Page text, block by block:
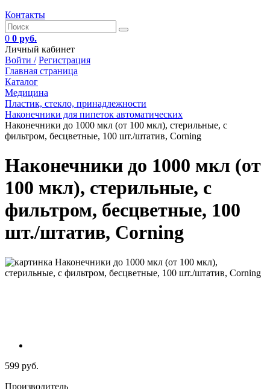
Контакты
0 0 руб.
Личный кабинет
Войти / Регистрация
Главная страница
Каталог
Медицина
Пластик, стекло, принадлежности
Наконечники для пипеток автоматических
Наконечники до 1000 мкл (от 100 мкл), стерильные, с
фильтром, бесцветные, 100 шт./штатив, Corning
Наконечники до 1000 мкл (от
100 мкл), стерильные, с
фильтром, бесцветные, 100
шт./штатив, Corning
599 руб.
Производитель